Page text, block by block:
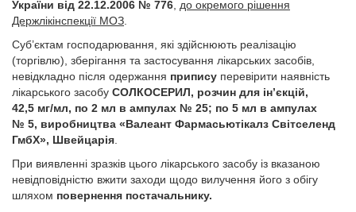
України від 22.12.2006 № 776 до окремого рішення
Держлікінспекції МОЗ
Суб’єктам господарювання, які здійснюють реалізацію
(торгівлю), зберігання та застосування лікарських засобів,
невідкладно після одержання припису перевірити наявність
лікарського засобу СОЛКОСЕРИЛ, розчин для ін’єкцій,
42,5 мг/мл, по 2 мл в ампулах № 25; по 5 мл в ампулах
№ 5, виробництва «Валеант Фармасьютікалз Світселенд
ГмбХ», Швейцарія
При виявленні зразків цього лікарського засобу із вказаною
невідповідністю вжити заходи щодо вилучення його з обігу
шляхом повернення постачальнику.